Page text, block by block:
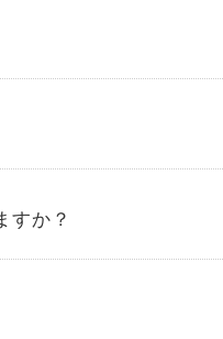
すか？